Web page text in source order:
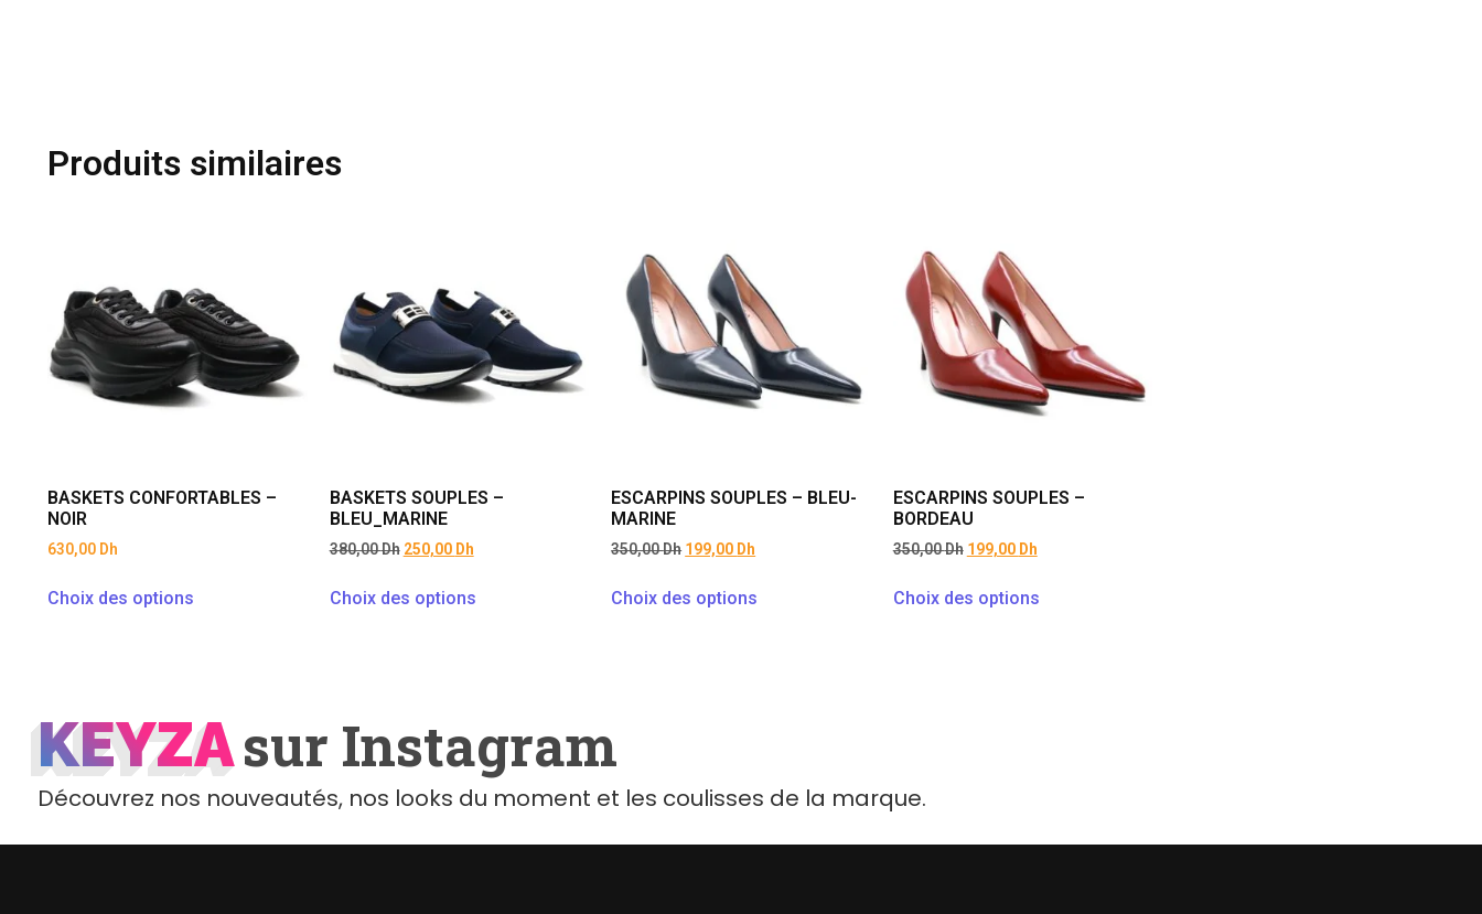
Produits similaires
BASKETS CONFORTABLES –
NOIR
630,00 Dh
Choix des options
BASKETS SOUPLES –
BLEU_MARINE
380,00Dh 250,00 Dh
Choix des options
ESCARPINS SOUPLES – BLEU-
MARINE
350,00Dh 199,00 Dh
Choix des options
ESCARPINS SOUPLES –
BORDEAU
350,00Dh 199,00 Dh
Choix des options
KEYZA
KEYZAsur Instagram
Découvrez nos nouveautés, nos looks du moment et les coulisses de la marque.